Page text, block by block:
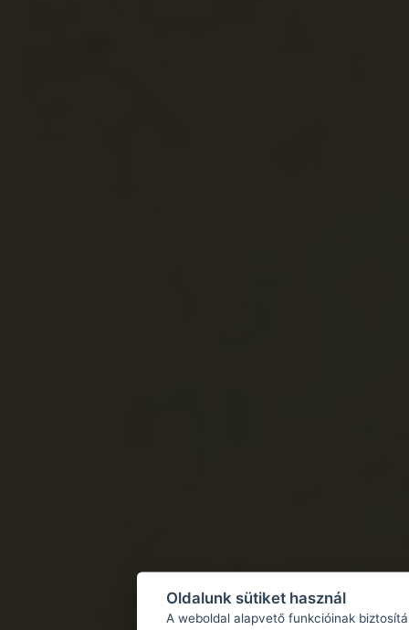
Oldalunk sütiket használ
A weboldal alapvető funkcióinak